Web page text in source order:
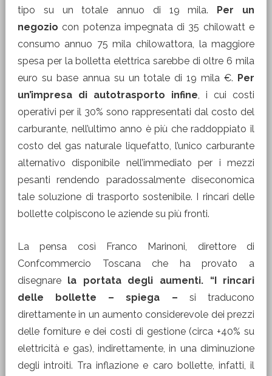
tipo su un totale annuo di 19 mila.
Per un
negoziocon potenza impegnata di 35 chilowatt e
consumo annuo 75 mila chilowattora, la maggiore
spesa per la bolletta elettrica sarebbe di oltre 6 mila
euro su base annua su un totale di 19 mila €. Per
un’impresa di autotrasporto infine, i cui costi
operativi per il 30% sono rappresentati dal costo del
carburante, nell’ultimo anno è più che raddoppiato il
costo del gas naturale liquefatto, l’unico carburante
alternativo disponibile nell’immediato per i mezzi
pesanti rendendo paradossalmente diseconomica
tale soluzione di trasporto sostenibile. I rincari delle
bollette colpiscono le aziende su più fronti.
La pensa così Franco Marinoni, direttore di
Confcommercio Toscana che ha provato a
disegnare la portata degli aumenti. “I rincari
delle bollette – spiega – si traducono
direttamente in un aumento considerevole dei prezzi
delle forniture e dei costi di gestione (circa +40% su
elettricità e gas), indirettamente, in una diminuzione
degli introiti. Tra inflazione e caro bollette, infatti, il